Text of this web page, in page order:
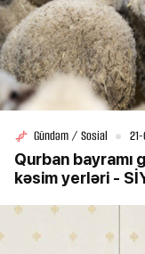
Gündəm / Sosial
Qurban bayramı
kəsim yerləri -